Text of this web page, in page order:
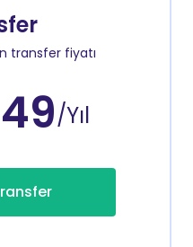
transfer fiyatı
/Yıl